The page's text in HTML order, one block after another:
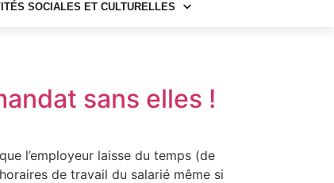
SOCIALES ET CULTURELLES
sans elles !
l’employeur laisse du temps (de
de travail du salarié même si